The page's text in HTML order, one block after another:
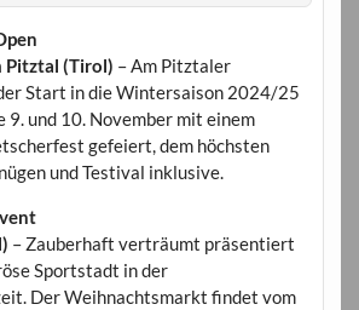
Pitztal (Tirol) – Am Pitztaler
Start in die Wintersaison 2024/25
9. und 10. November mit einem
gefeiert, dem höchsten
und Testival inklusive.
– Zauberhaft verträumt präsentiert
Sportstadt in der
Der Weihnachtsmarkt findet vom